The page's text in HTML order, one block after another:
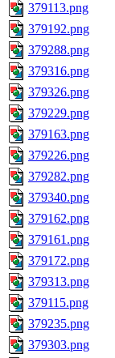
379113.png
379192.png
379288.png
379316.png
379326.png
379229.png
379163.png
379226.png
379282.png
379340.png
379162.png
379161.png
379172.png
379313.png
379115.png
379235.png
379303.png